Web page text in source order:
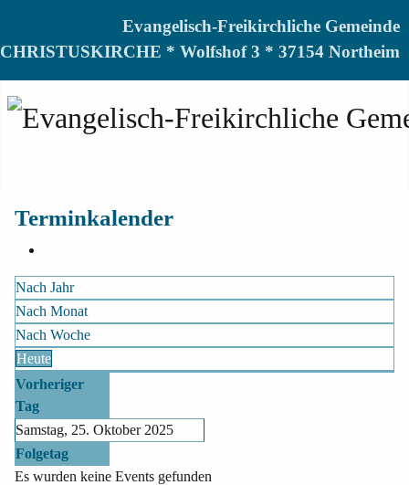
Evangelisch-Freikirchliche Gemeinde
CHRISTUSKIRCHE * Wolfshof 3 * 37154 Northeim
Terminkalender
Nach Jahr
Nach Monat
Nach Woche
Heute
Vorheriger
Tag
Samstag, 25. Oktober 2025
Folgetag
Es wurden keine Events gefunden